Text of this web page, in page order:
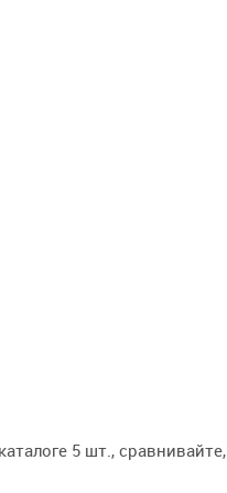
5 шт., сравнивайте,